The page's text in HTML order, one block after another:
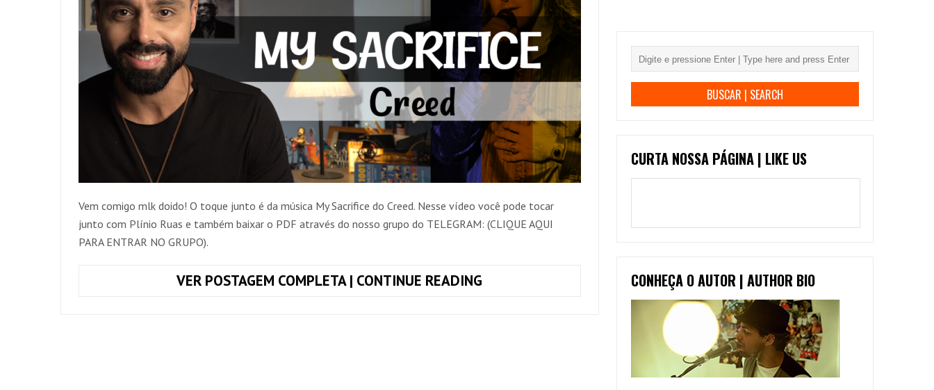
Vem comigo mlk doido! O toque junto é da música My Sacrifice do Creed. Nesse vídeo você pode tocar
junto com Plínio Ruas e também baixar o PDF através do nosso grupo do TELEGRAM: (CLIQUE AQUI
PARA ENTRAR NO GRUPO).
VER POSTAGEM COMPLETA | CONTINUE READING
CURTA NOSSA PÁGINA | LIKE US
CONHEÇA O AUTOR | AUTHOR BIO